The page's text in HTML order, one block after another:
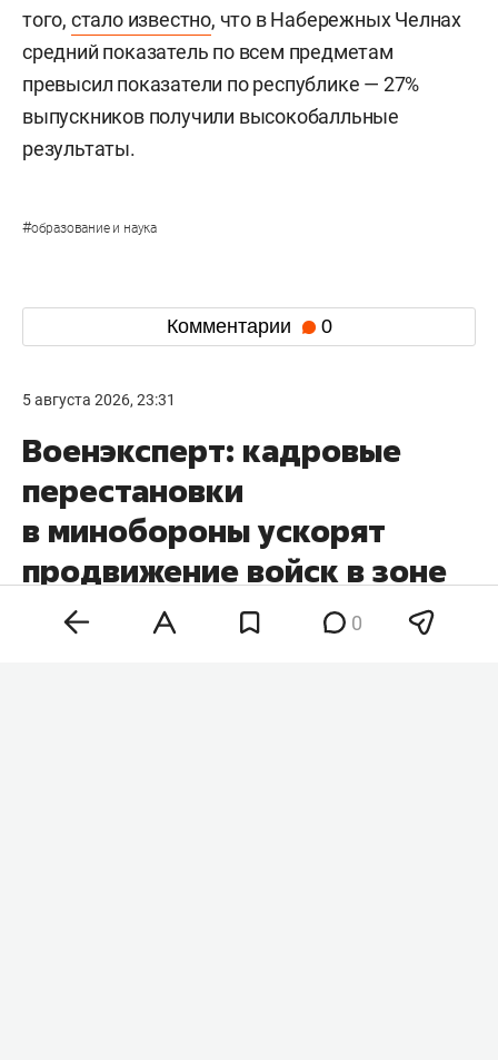
того, стало известно, что в Набережных Челнах
средний показатель по всем предметам
превысил показатели по республике — 27%
выпускников получили высокобалльные
результаты.
#образование и наука
Комментарии 0
5 августа 2026, 23:31
Военэксперт: кадровые
перестановки
в минобороны ускорят
продвижение войск в зоне
СВО
0